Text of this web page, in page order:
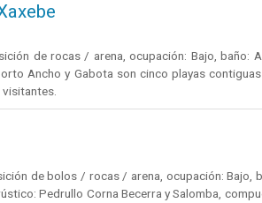
de rocas / arena, ocupación: Bajo, baño:
Ancho y Gabota son cinco playas
de bolos / rocas / arena, ocupación: Bajo,
Pedrullo Corna Becerra y Salomba,